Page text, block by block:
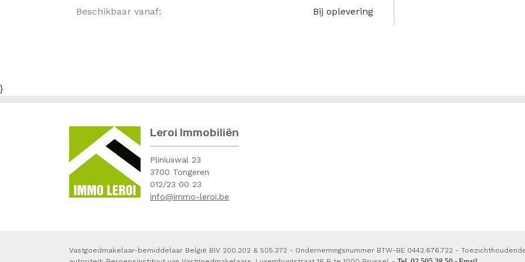
Beschikbaar vanaf: Bij oplevering
}
Leroi Immobiliën
Pliniuswal 23
3700 Tongeren
012/23 00 23
info@immo-leroi.be
Vastgoedmakelaar-bemiddelaar België BIV 200.202 & 505.372 - Ondernemingsnummer BTW-BE 0442.676.722 -